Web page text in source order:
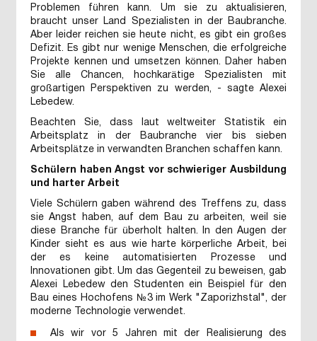
Problemen führen kann. Um sie zu aktualisieren,
braucht unser Land Spezialisten in der Baubranche.
Aber leider reichen sie heute nicht, es gibt ein großes
Defizit. Es gibt nur wenige Menschen, die erfolgreiche
Projekte kennen und umsetzen können. Daher haben
Sie alle Chancen, hochkarätige Spezialisten mit
großartigen Perspektiven zu werden, - sagte Alexei
Lebedew.
Beachten Sie, dass laut weltweiter Statistik ein
Arbeitsplatz in der Baubranche vier bis sieben
Arbeitsplätze in verwandten Branchen schaffen kann.
Schülern haben Angst vor schwieriger Ausbildung
und harter Arbeit
Viele Schülern gaben während des Treffens zu, dass
sie Angst haben, auf dem Bau zu arbeiten, weil sie
diese Branche für überholt halten. In den Augen der
Kinder sieht es aus wie harte körperliche Arbeit, bei
der es keine automatisierten Prozesse und
Innovationen gibt. Um das Gegenteil zu beweisen, gab
Alexei Lebedew den Studenten ein Beispiel für den
Bau eines Hochofens №3 im Werk "Zaporizhstal", der
moderne Technologie verwendet.
Als wir vor 5 Jahren mit der Realisierung des